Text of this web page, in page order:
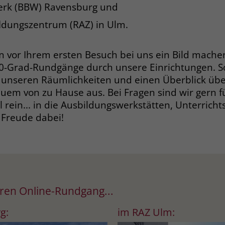
(BBW) Ravensburg und
(RAZ) in Ulm.
vor Ihrem ersten Besuch bei uns ein Bild
Grad-Rundgänge durch unsere Einrichtungen.
Räumlichkeiten und einen Überblick
von zu Hause aus. Bei Fragen sind wir gern
rein... in die Ausbildungswerkstätten,
dabei!
Online-Rundgang...
im RAZ Ulm:
Name PHPSESSID
Laufzeit Session
Zweck
Behält die Zustände des Benutzers bei allen
Seitenanfragen bei.
Name cookie_optin
Zweck
Behält die Zustimmung des Benutzers zum
Cookie Opt-In
Zweck
dass Aktionen, die bei späteren Besuchen
derselben Website durchgeführt werden, mit
derselben Benutzerkennung verknüpft
_clsk
Anbieter www.clarity.ms
Laufzeit 1 Jahr